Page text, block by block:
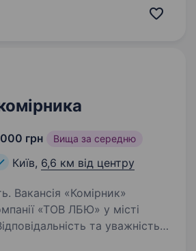
об'єктів комунальної
відповідатиме за порядок…
грн Вища за середню
Київ, 6,6 км від центру
«ТОВ ЛБЮ» у місті